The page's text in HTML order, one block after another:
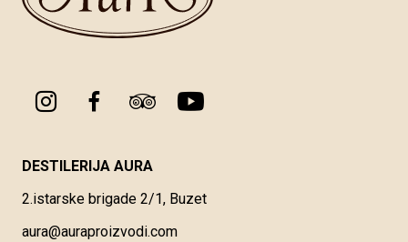
DESTILERIJA AURA
2.istarske brigade 2/1, Buzet
aura@auraproizvodi.com